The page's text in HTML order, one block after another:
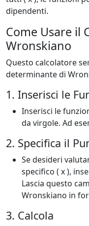
dipendenti.
Come Usare il
Wronskiano
Questo calcolatore
determinante di
1. Inserisci le
Inserisci le
da virgole. Ad
2. Specifica il
Se desideri
specifico ( x ),
Lascia questo
Wronskiano in
3. Calcola